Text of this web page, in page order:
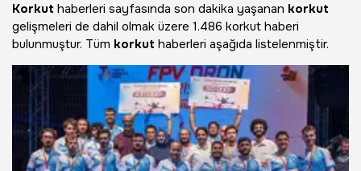
Korkut haberleri sayfasında son dakika yaşanan korkut
gelişmeleri de dahil olmak üzere 1.486 korkut haberi
bulunmuştur. Tüm korkut haberleri aşağıda listelenmiştir.